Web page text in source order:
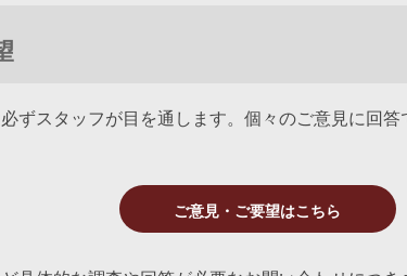
ずスタッフが目を通します。個々のご意見に回
ご意見・ご要望はこちら